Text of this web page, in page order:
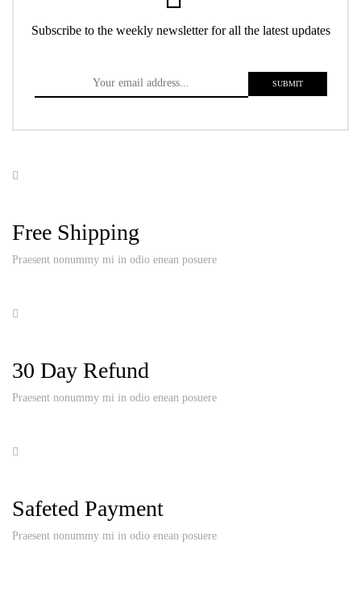
Subscribe to the weekly newsletter for all the latest updates
Free Shipping
Praesent nonummy mi in odio enean posuere
30 Day Refund
Praesent nonummy mi in odio enean posuere
Safeted Payment
Praesent nonummy mi in odio enean posuere